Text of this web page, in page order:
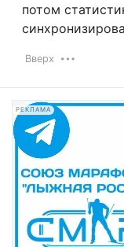
потом
Вверх
РЕКЛАМА